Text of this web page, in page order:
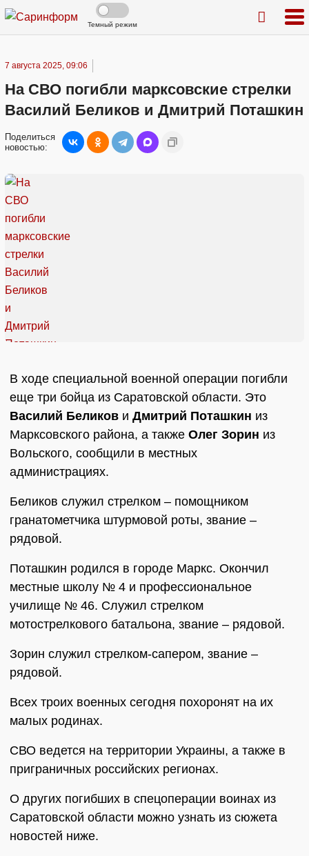
Темный режим
7 августа 2025, 09:06
На СВО погибли марксовские стрелки
Василий Беликов и Дмитрий Поташкин
Поделиться
новостью:
В ходе специальной военной операции погибли
еще три бойца из Саратовской области. Это
Василий Беликов и Дмитрий Поташкин из
Марксовского района, а также Олег Зорин из
Вольского, сообщили в местных
администрациях.
Беликов служил стрелком – помощником
гранатометчика штурмовой роты, звание –
рядовой.
Поташкин родился в городе Маркс. Окончил
местные школу № 4 и профессиональное
училище № 46. Служил стрелком
мотострелкового батальона, звание – рядовой.
Зорин служил стрелком-сапером, звание –
рядовой.
Всех троих военных сегодня похоронят на их
малых родинах.
СВО ведется на территории Украины, а также в
приграничных российских регионах.
О других погибших в спецоперации воинах из
Саратовской области можно узнать из сюжета
новостей ниже.